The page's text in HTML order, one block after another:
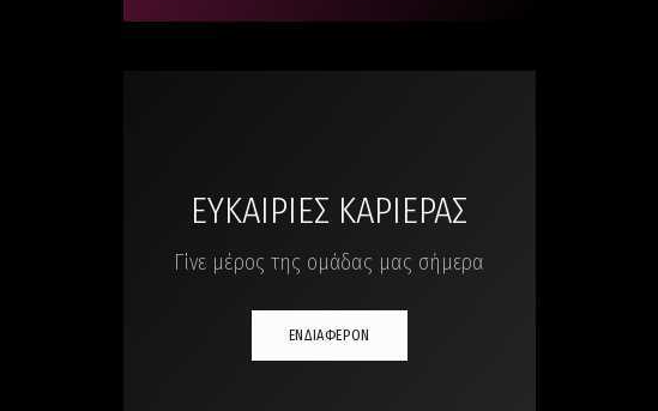
ΕΥΚΑΙΡΙΕΣ ΚΑΡΙΕΡΑΣ
Γίνε μέρος της ομάδας μας σήμερα
ΕΝΔΙΑΦΕΡΟΝ